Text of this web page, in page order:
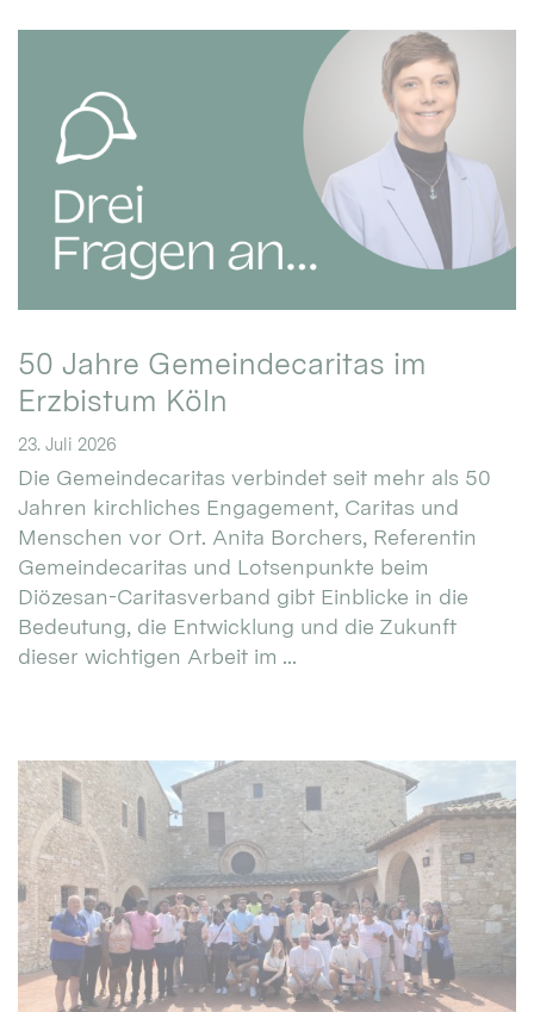
50 Jahre Gemeindecaritas im
Erzbistum Köln
23. Juli 2026
Die Gemeindecaritas verbindet seit mehr als 50
Jahren kirchliches Engagement, Caritas und
Menschen vor Ort. Anita Borchers, Referentin
Gemeindecaritas und Lotsenpunkte beim
Diözesan-Caritasverband gibt Einblicke in die
Bedeutung, die Entwicklung und die Zukunft
dieser wichtigen Arbeit im ...